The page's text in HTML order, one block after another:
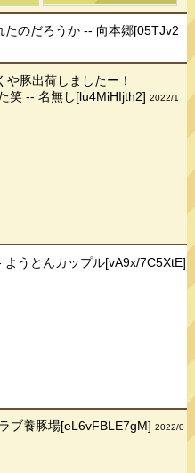
のだろうか -- 向本郷[05TJv2
豚出荷しましたー！
笑 -- 名無し[lu4MiHIjth2]2022/1
ようとんカップル[vA9x/7C5XtE]
ブ養豚場[eL6vFBLE7gM]2022/0